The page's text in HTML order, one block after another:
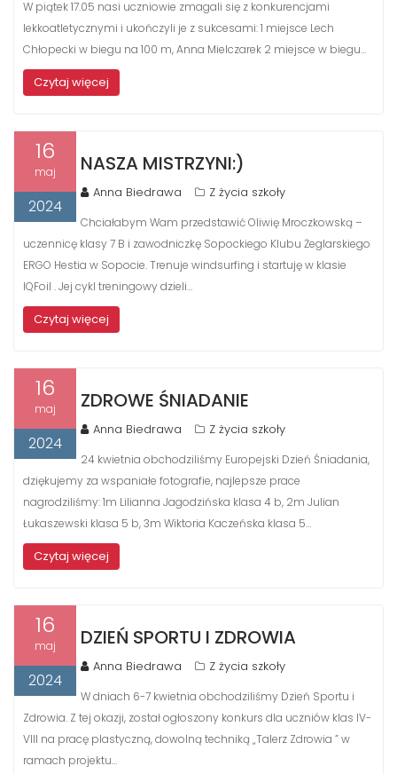
W piątek 17.05 nasi uczniowie zmagali się z konkurencjami
lekkoatletycznymi i ukończyli je z sukcesami: 1 miejsce Lech
Chłopecki w biegu na 100 m, Anna Mielczarek 2 miejsce w biegu…
Czytaj więcej
16
maj
2024
NASZA MISTRZYNI:)
Anna Biedrawa Z życia szkoły
Chciałabym Wam przedstawić Oliwię Mroczkowską –
uczennicę klasy 7 B i zawodniczkę Sopockiego Klubu Żeglarskiego
ERGO Hestia w Sopocie. Trenuje windsurfing i startuję w klasie
IQFoil . Jej cykl treningowy dzieli…
Czytaj więcej
16
maj
2024
ZDROWE ŚNIADANIE
Anna Biedrawa Z życia szkoły
24 kwietnia obchodziliśmy Europejski Dzień Śniadania,
dziękujemy za wspaniałe fotografie, najlepsze prace
nagrodziliśmy: 1m Lilianna Jagodzińska klasa 4 b, 2m Julian
Łukaszewski klasa 5 b, 3m Wiktoria Kaczeńska klasa 5…
Czytaj więcej
16
maj
2024
DZIEŃ SPORTU I ZDROWIA
Anna Biedrawa Z życia szkoły
W dniach 6-7 kwietnia obchodziliśmy Dzień Sportu i
Zdrowia. Z tej okazji, został ogłoszony konkurs dla uczniów klas IV-
VIII na pracę plastyczną, dowolną techniką „Talerz Zdrowia ” w
ramach projektu…